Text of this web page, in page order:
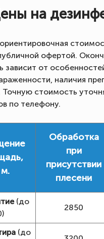
на
офертой.
зависит от
наличия
Точную стоимость
по телефону.
м.
Обработка
при
присутствии
плесени
(до
2850
(до